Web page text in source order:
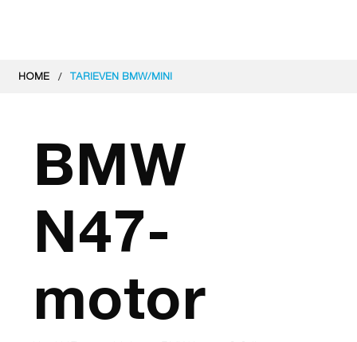
BMW
N47-
motor
HOME / TARIEVEN BMW/MINI